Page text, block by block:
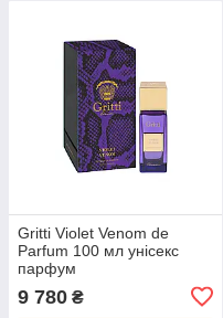
Gritti Violet Venom de
Parfum 100 мл унісекс
парфум
9 780 ₴